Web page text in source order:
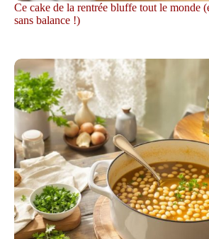
Ce cake de la rentrée bluffe tout le monde
sans balance !)